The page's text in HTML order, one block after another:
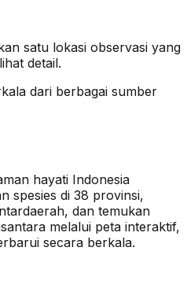
satu lokasi observasi yang
detail.
dari berbagai sumber
hayati Indonesia
spesies di 38 provinsi,
dan temukan
melalui peta interaktif,
secara berkala.